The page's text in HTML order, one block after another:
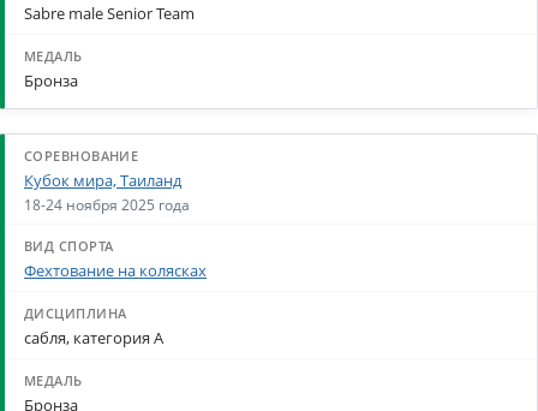
Sabre male Senior Team
Бронза
Кубок мира, Таиланд
18-24 ноября 2025 года
Фехтование на колясках
сабля, категория А
Бронза